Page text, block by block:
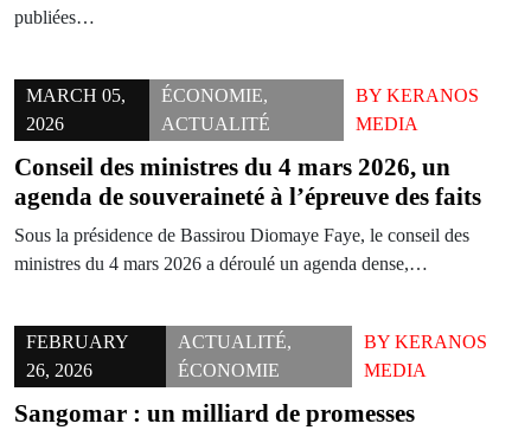
publiées…
MARCH 05,
2026
ÉCONOMIE,
ACTUALITÉ
BYKERANOS
MEDIA
Conseil des ministres du 4 mars 2026, un
agenda de souveraineté à l’épreuve des faits
Sous la présidence de Bassirou Diomaye Faye, le conseil des
ministres du 4 mars 2026 a déroulé un agenda dense,…
FEBRUARY
26, 2026
ACTUALITÉ,
ÉCONOMIE
BYKERANOS
MEDIA
Sangomar : un milliard de promesses